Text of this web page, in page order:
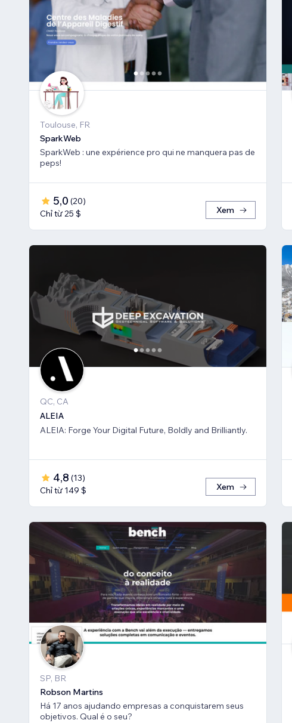
Toulouse, FR
SparkWeb
SparkWeb : une expérience pro qui ne manquera pas de
peps!
5,0 (20)
Chỉ từ 25 $
Xem
QC, CA
ALEIA
ALEIA: Forge Your Digital Future, Boldly and Brilliantly.
4,8 (13)
Chỉ từ 149 $
Xem
SP, BR
Robson Martins
Há 17 anos ajudando empresas a conquistarem seus
objetivos. Qual é o seu?